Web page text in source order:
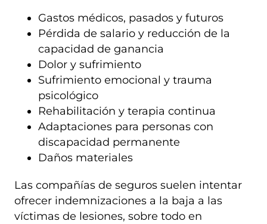
Gastos médicos, pasados y futuros
Pérdida de salario y reducción de la
capacidad de ganancia
Dolor y sufrimiento
Sufrimiento emocional y trauma
psicológico
Rehabilitación y terapia continua
Adaptaciones para personas con
discapacidad permanente
Daños materiales
Las compañías de seguros suelen intentar
ofrecer indemnizaciones a la baja a las
víctimas de lesiones, sobre todo en